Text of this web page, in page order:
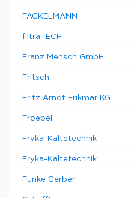
FACKELMANN
filtraTECH
Franz Mensch GmbH
Fritsch
Fritz Arndt Frikmar KG
Froebel
Fryka-Kältetechnik
Fryka-Kaltetechnik
Funke Gerber